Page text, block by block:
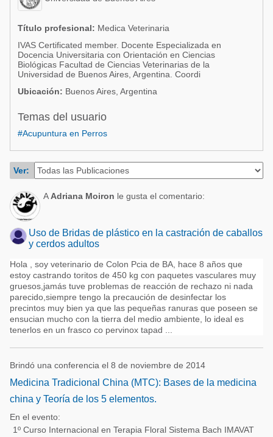
Acuacultura
Micotoxinas
Avicultura
Porcicultura
Lechería
Balanceados - Piensos
Comunidades en portugués
Micotoxinas
Avicultura
Lechería
Título profesional: Medica Veterinaria
IVAS Certificated member. Docente Especializada en
Docencia Universitaria con Orientación en Ciencias
Biológicas Facultad de Ciencias Veterinarias de la
Universidad de Buenos Aires, Argentina. Coordi
Ubicación: Buenos Aires, Argentina
Temas del usuario
#Acupuntura en Perros
Ver:
A Adriana Moiron le gusta el comentario:
Uso de Bridas de plástico en la castración de caballos
y cerdos adultos
Hola , soy veterinario de Colon Pcia de BA, hace 8 años que
estoy castrando toritos de 450 kg con paquetes vasculares muy
gruesos,jamás tuve problemas de reacción de rechazo ni nada
parecido,siempre tengo la precaución de desinfectar los
precintos muy bien ya que las pequeñas ranuras que poseen se
ensucian mucho con la tierra del medio ambiente, lo ideal es
tenerlos en un frasco co pervinox tapad ...
Brindó una conferencia el 8 de noviembre de 2014
Medicina Tradicional China (MTC): Bases de la medicina
china y Teoría de los 5 elementos.
En el evento:
1º Curso Internacional en Terapia Floral Sistema Bach IMAVAT